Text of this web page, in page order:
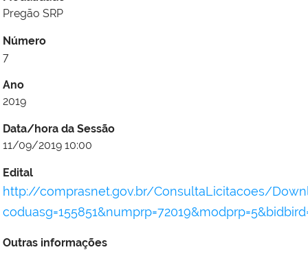
Pregão SRP
Número
7
Ano
2019
Data/hora da Sessão
11/09/2019 10:00
Edital
http://comprasnet.gov.br/ConsultaLicitacoes/
Outras informações